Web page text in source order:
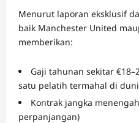
Menurut laporan eksklusif
baik Manchester United
memberikan:
Gaji tahunan sekitar
satu pelatih termahal di
Kontrak jangka
perpanjangan)